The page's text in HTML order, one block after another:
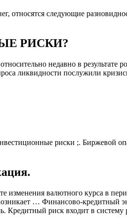
относятся следующие
РИСКИ?
недавно в результате
ликвидности послужили
риски ;. Биржевой
изменения валютного курса в
… Финансово-кредитный
Кредитный риск входит в